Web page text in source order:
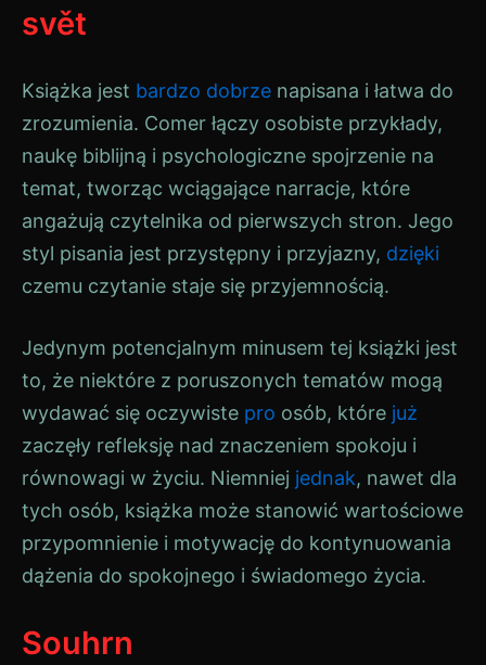
svět
Książka jest bardzo dobrze napisana i łatwa do
zrozumienia. Comer łączy osobiste przykłady,
naukę biblijną i psychologiczne spojrzenie na
temat, tworząc wciągające narracje, które
angażują czytelnika od pierwszych stron. Jego
styl pisania jest przystępny i przyjazny, dzięki
czemu czytanie staje się przyjemnością.
Jedynym potencjalnym minusem tej książki jest
to, że niektóre z poruszonych tematów mogą
wydawać się oczywiste pro osób, które już
zaczęły refleksję nad znaczeniem spokoju i
równowagi w życiu. Niemniej jednak, nawet dla
tych osób, książka może stanowić wartościowe
przypomnienie i motywację do kontynuowania
dążenia do spokojnego i świadomego życia.
Souhrn